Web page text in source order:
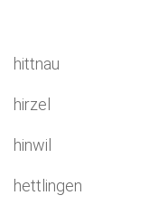
hittnau
hirzel
hinwil
hettlingen